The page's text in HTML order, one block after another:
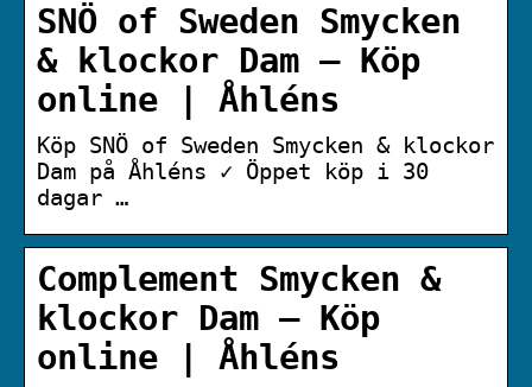
SNÖ of Sweden Smycken
& klockor Dam – Köp
online | Åhléns
Köp SNÖ of Sweden Smycken & klockor
Dam på Åhléns ✓ Öppet köp i 30
dagar …
Complement Smycken &
klockor Dam – Köp
online | Åhléns